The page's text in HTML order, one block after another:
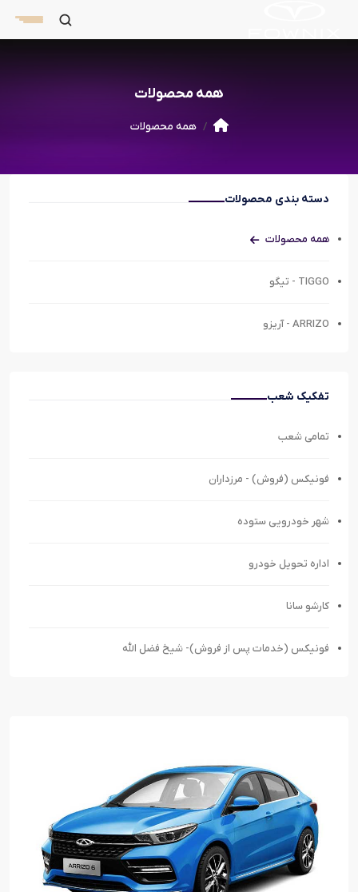
همه محصولات
همه محصولات
دسته بندی محصولات
همه محصولات
TIGGO - تیگو
ARRIZO - آریزو
تفکیک شعب
تمامی شعب
فونیکس (فروش) - مرزداران
شهر خودرویی ستوده
اداره تحویل خودرو
کارشو سانا
فونیکس (خدمات پس از فروش)- شیخ فضل الله